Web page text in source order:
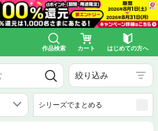
作品検索 カート はじめての方へ
絞り込み
シリーズでまとめる